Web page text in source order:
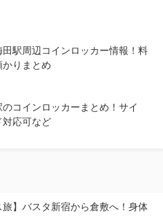
田駅周辺コインロッカー情報！料
りまとめ
のコインロッカーまとめ！サイ
対応可など
旅】バスタ新宿から倉敷へ！身体